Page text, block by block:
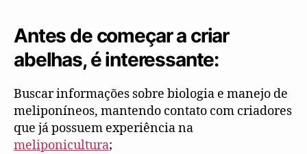
Antes de começar a criar
abelhas, é interessante:
Buscar informações sobre biologia e manejo de
meliponíneos, mantendo contato com criadores
que já possuem experiência na
meliponicultura;